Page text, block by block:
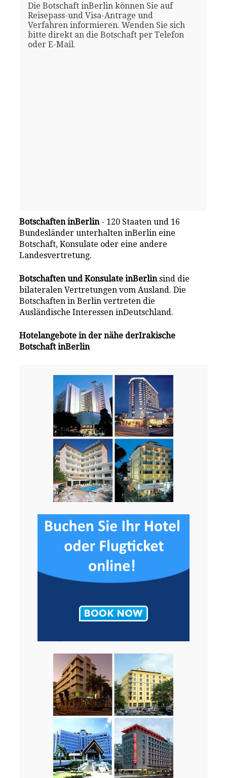
Die Botschaft inBerlin können Sie auf
Reisepass-und Visa-Antrage und
Verfahren informieren. Wenden Sie sich
bitte direkt an die Botschaft per Telefon
oder E-Mail.
Botschaften inBerlin- 120 Staaten und 16
Bundesländer unterhalten inBerlin eine
Botschaft, Konsulate oder eine andere
Landesvertretung.
Botschaften und Konsulate inBerlinsind die
bilateralen Vertretungen vom Ausland. Die
Botschaften in Berlin vertreten die
Ausländische Interessen inDeutschland.
Hotelangebote in der nähe derIrakische
Botschaft inBerlin